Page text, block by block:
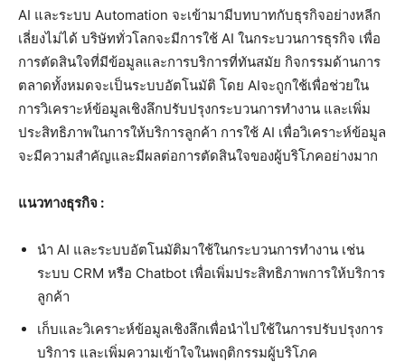
AI และระบบ Automation จะเข้ามามีบทบาทกับธุรกิจอย่างหลีก
เลี่ยงไม่ได้ บริษัททั่วโลกจะมีการใช้ AI ในกระบวนการธุรกิจ เพื่อ
การตัดสินใจที่มีข้อมูลและการบริการที่ทันสมัย กิจกรรมด้านการ
ตลาดทั้งหมดจะเป็นระบบอัตโนมัติ โดย AIจะถูกใช้เพื่อช่วยใน
การวิเคราะห์ข้อมูลเชิงลึกปรับปรุงกระบวนการทำงาน และเพิ่ม
ประสิทธิภาพในการให้บริการลูกค้า การใช้ AI เพื่อวิเคราะห์ข้อมูล
จะมีความสำคัญและมีผลต่อการตัดสินใจของผู้บริโภคอย่างมาก
แนวทางธุรกิจ :
นำ AI และระบบอัตโนมัติมาใช้ในกระบวนการทำงาน เช่น
ระบบ CRM หรือ Chatbot เพื่อเพิ่มประสิทธิภาพการให้บริการ
ลูกค้า
เก็บและวิเคราะห์ข้อมูลเชิงลึกเพื่อนำไปใช้ในการปรับปรุงการ
บริการ และเพิ่มความเข้าใจในพฤติกรรมผู้บริโภค